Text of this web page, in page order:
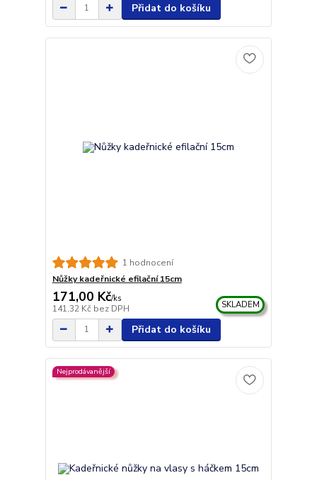
Přidat do košíku
1 hodnocení
Nůžky kadeřnické efilační 15cm
171,00 Kč/ks
141,32 Kč bez DPH SKLADEM
Přidat do košíku
Nejprodávanější